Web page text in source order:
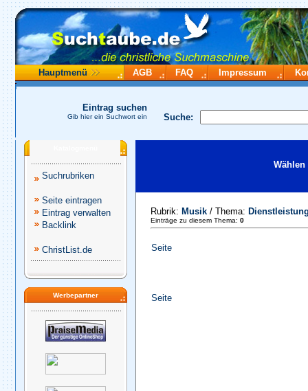
Hauptmenü AGB FAQ Impressum
Suche:
Eintrag suchen
Gib hier ein Suchwort ein
Suchrubriken
Seite eintragen
Eintrag verwalten
Backlink
ChristList.de
Werbepartner
Rubrik: Musik / Thema:
Einträge zu diesem Thema: 0
Seite
Seite